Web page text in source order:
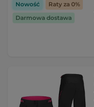
Nowość
Raty za 0%
Darmowa dostawa